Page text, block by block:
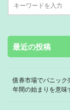
最近の投稿
債券市場でパニック
年間の始まりを意味